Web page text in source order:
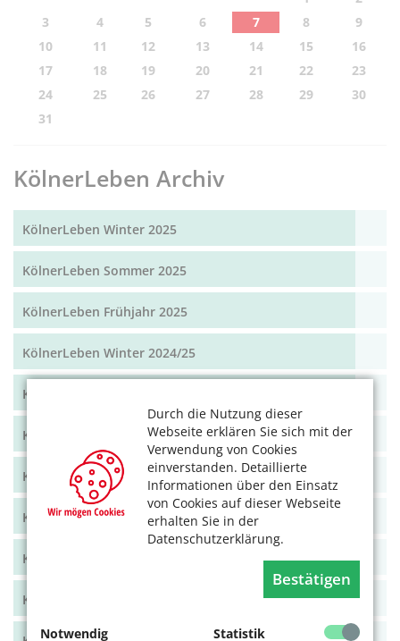
Durch die Nutzung dieser
Webseite erklären Sie sich mit der
Verwendung von Cookies
einverstanden. Detaillierte
Informationen über den Einsatz
von Cookies auf dieser Webseite
erhalten Sie in der
Datenschutzerklärung.
Bestätigen
Notwendig Statistik
3
4 5 6 7 8
9
10
11 12 13 14 15
16
17
18 19 20 21 22
23
24
25 26 27 28 29
30
31
KölnerLeben Archiv
KölnerLeben Winter 2025
KölnerLeben Sommer 2025
KölnerLeben Frühjahr 2025
KölnerLeben Winter 2024/25
KölnerLeben Herbst 2024
KölnerLeben Sommer 2024
KölnerLeben Frühjahr 2024
KölnerLeben Dez/Jan/Feb 2023/24
KölnerLeben Okt/Nov 2023
KölnerLeben Aug/Sept 2023